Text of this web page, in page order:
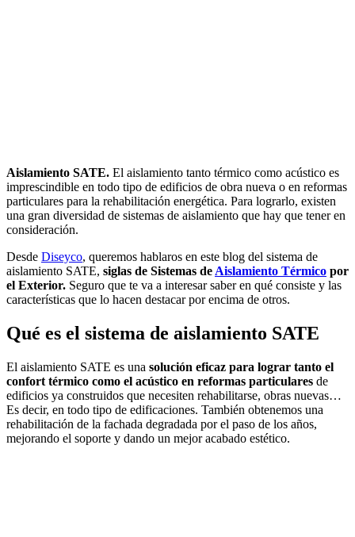
Aislamiento SATE. El aislamiento tanto térmico como acústico es
imprescindible en todo tipo de edificios de obra nueva o en reformas
particulares para la rehabilitación energética. Para lograrlo, existen
una gran diversidad de sistemas de aislamiento que hay que tener en
consideración.
Desde Diseyco, queremos hablaros en este blog del sistema de
aislamiento SATE, siglas de Sistemas deAislamiento Térmico por
el Exterior. Seguro que te va a interesar saber en qué consiste y las
características que lo hacen destacar por encima de otros.
Qué es el sistema de aislamiento SATE
El aislamiento SATE es una solución eficaz para lograr tanto el
confort térmico como el acústico en reformas particulares de
edificios ya construidos que necesiten rehabilitarse, obras nuevas…
Es decir, en todo tipo de edificaciones. También obtenemos una
rehabilitación de la fachada degradada por el paso de los años,
mejorando el soporte y dando un mejor acabado estético.